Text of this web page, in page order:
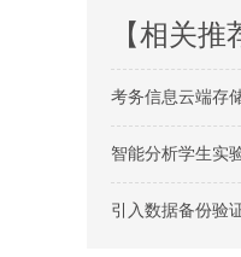
【相关推
考务信息云端存
智能分析学生实
引入数据备份验